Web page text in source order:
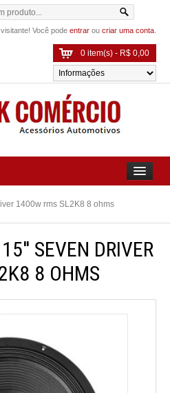
Você pode entrar ou criar uma conta
0 item(s) - R$ 0,00
1400w rms SL2K8 8 ohms
SEVEN DRIVER
8 OHMS